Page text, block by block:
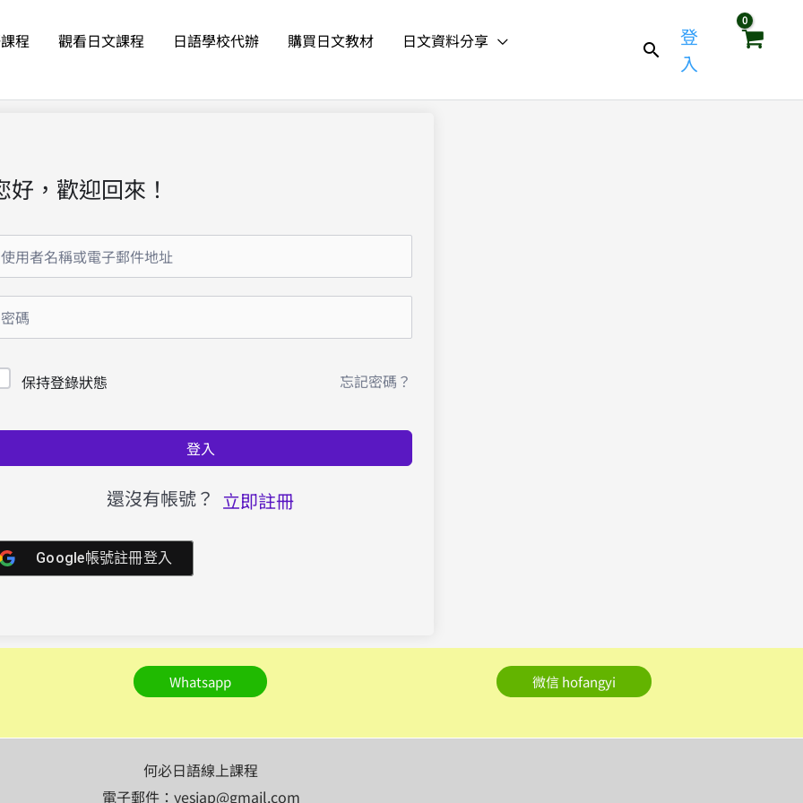
程 觀看日文課程 日語學校代辦 購買日文教材
日文資料分享
登
入
好，歡迎回來！
保持登錄狀態 忘記密碼？
登入
還沒有帳號？ 立即註冊
Google帳號註冊登入
Whatsapp 微信 hofangyi
何必日語線上課程
電子郵件：yesjap@gmail.com